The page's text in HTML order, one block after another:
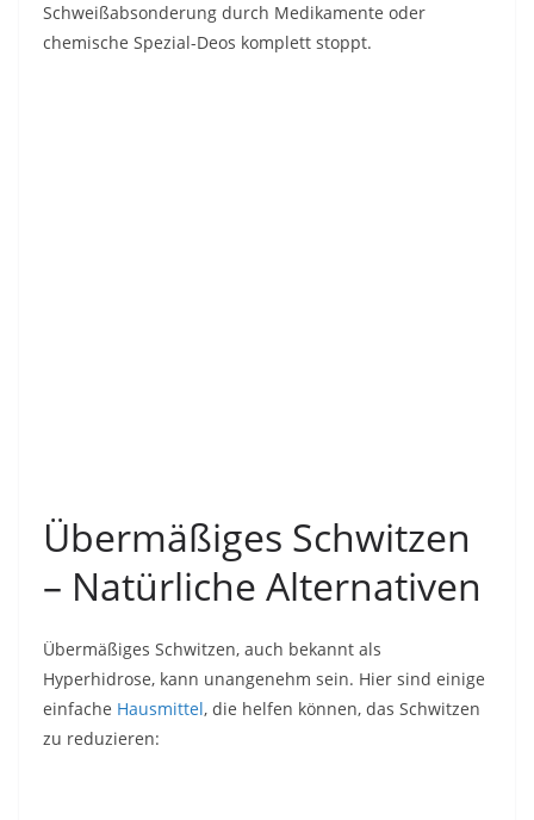
Schweißabsonderung durch Medikamente oder
chemische Spezial-Deos komplett stoppt.
Übermäßiges Schwitzen
– Natürliche Alternativen
Übermäßiges Schwitzen, auch bekannt als
Hyperhidrose, kann unangenehm sein. Hier sind einige
einfache Hausmittel, die helfen können, das Schwitzen
zu reduzieren: